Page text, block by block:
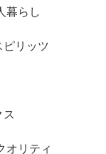
暮らし
ピリッツ
ス
オリティ